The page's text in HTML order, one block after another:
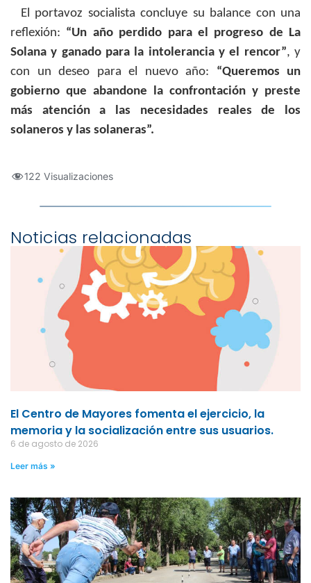
El portavoz socialista concluye su balance con una
reflexión: “Un año perdido para el progreso de La
Solana y ganado para la intolerancia y el rencor”, y
con un deseo para el nuevo año: “Queremos un
gobierno que abandone la confrontación y preste
más atención a las necesidades reales de los
solaneros y las solaneras”.
122 Visualizaciones
Noticias relacionadas
El Centro de Mayores fomenta el ejercicio, la
memoria y la socialización entre sus usuarios.
6 de agosto de 2026
Leer más »